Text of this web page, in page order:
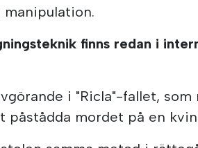
finns redan i
i "Ricla"-fallet, som
mordet på en